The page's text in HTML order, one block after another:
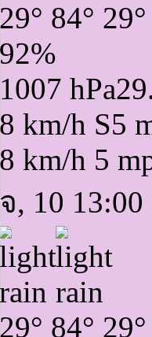
29° 84° 29°
92%
1007 hPa
8 km/h S5
8 km/h 5
จ, 10 13:00
29° 84° 29°